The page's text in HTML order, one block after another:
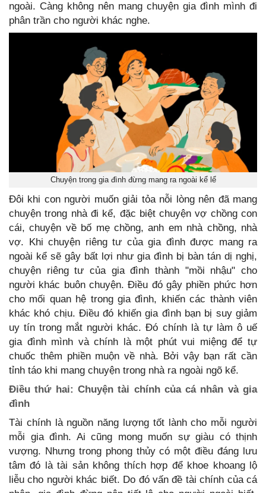
ngoài. Càng không nên mang chuyện gia đình mình đi
phân trần cho người khác nghe.
Chuyện trong gia đình đừng mang ra ngoài kể lể
Đôi khi con người muốn giải tỏa nỗi lòng nên đã mang
chuyện trong nhà đi kể, đặc biệt chuyện vợ chồng con
cái, chuyện về bố mẹ chồng, anh em nhà chồng, nhà
vợ. Khi chuyện riêng tư của gia đình được mang ra
ngoài kể sẽ gây bất lợi như gia đình bị bàn tán dị nghị,
chuyện riêng tư của gia đình thành "mồi nhậu" cho
người khác buôn chuyện. Điều đó gây phiền phức hơn
cho mối quan hệ trong gia đình, khiến các thành viên
khác khó chịu. Điều đó khiến gia đình bạn bị suy giảm
uy tín trong mắt người khác. Đó chính là tự làm ô uế
gia đình mình và chính là một phút vui miệng để tự
chuốc thêm phiền muộn về nhà. Bởi vậy bạn rất cần
tỉnh táo khi mang chuyện trong nhà ra ngoài ngõ kể.
Điều thứ hai: Chuyện tài chính của cá nhân và gia
đình
Tài chính là nguồn năng lượng tốt lành cho mỗi người
mỗi gia đình. Ai cũng mong muốn sự giàu có thịnh
vượng. Nhưng trong phong thủy có một điều đáng lưu
tâm đó là tài sản không thích hợp để khoe khoang lộ
liễu cho người khác biết. Do đó vấn đề tài chính của cá